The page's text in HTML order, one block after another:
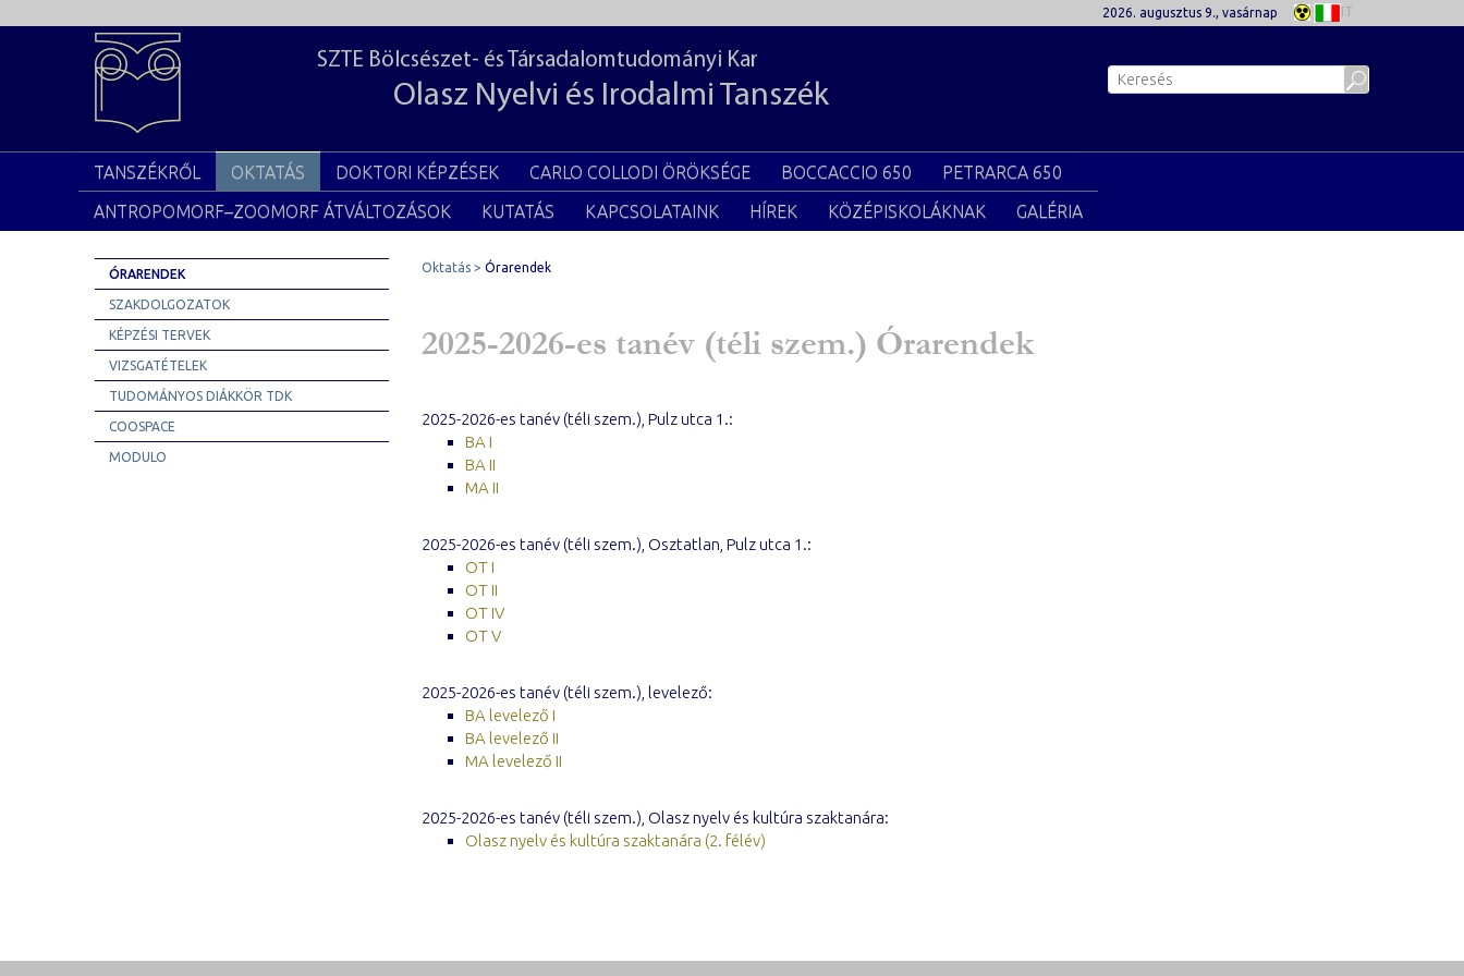
2026. augusztus 9., vasárnap IT
SZTE Bölcsészet- és Társadalomtudományi Kar
Olasz Nyelvi és Irodalmi Tanszék
TANSZÉKRŐL OKTATÁS DOKTORI KÉPZÉSEK CARLO COLLODI ÖRÖKSÉGE BOCCACCIO 650
PETRARCA 650
ANTROPOMORF–ZOOMORF ÁTVÁLTOZÁSOK
KUTATÁS KAPCSOLATAINK HÍREK KÖZÉPISKOLÁKNAK GALÉRIA
ÓRARENDEK
SZAKDOLGOZATOK
KÉPZÉSI TERVEK
VIZSGATÉTELEK
TUDOMÁNYOS DIÁKKÖR TDK
COOSPACE
MODULO
Oktatás Órarendek
2025-2026-es tanév (téli szem.) Órarendek
2025-2026-es tanév (téli szem.), Pulz utca 1.:
BA I
BA II
MA II
2025-2026-es tanév (téli szem.), Osztatlan, Pulz utca 1.:
OT I
OT II
OT IV
OT V
2025-2026-es tanév (téli szem.), levelező:
BA levelező I
BA levelező II
MA levelező II
2025-2026-es tanév (téli szem.), Olasz nyelv és kultúra szaktanára:
Olasz nyelv és kultúra szaktanára (2. félév)